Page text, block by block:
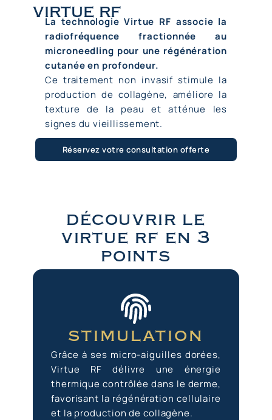
virtue rf
La technologie Virtue RF associe la
radiofréquence fractionnée au
microneedling pour une régénération
cutanée en profondeur.
Ce traitement non invasif stimule la
production de collagène, améliore la
texture de la peau et atténue les
signes du vieillissement.
Réservez votre consultation offerte
découvrir le
virtue rf en 3
points
stimulation
Grâce à ses micro-aiguilles dorées,
Virtue RF délivre une énergie
thermique contrôlée dans le derme,
favorisant la régénération cellulaire
et la production de collagène.